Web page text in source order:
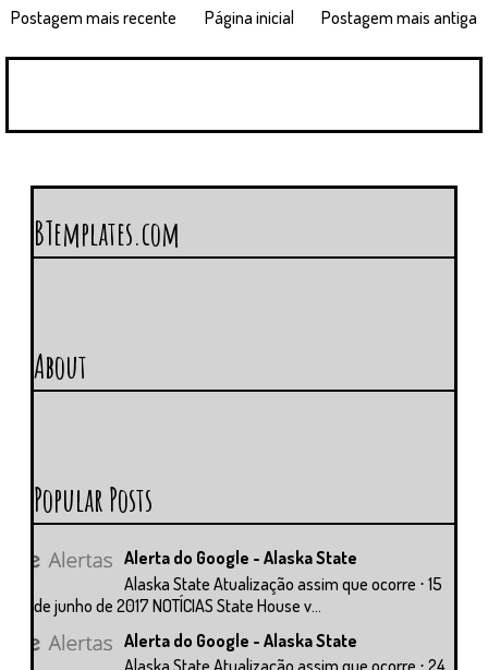
Postagem mais recente Postagem mais antiga
Página inicial
BTemplates.com
About
Popular Posts
Alerta do Google - Alaska State
Alaska State Atualização assim que ocorre ⋅ 15
de junho de 2017 NOTÍCIAS State House v...
Alerta do Google - Alaska State
Alaska State Atualização assim que ocorre ⋅ 24